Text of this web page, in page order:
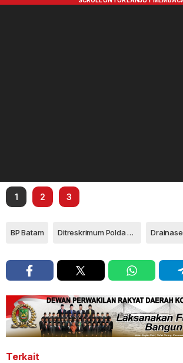
1 2 3
BP Batam Ditreskrimum Polda Kepri Drainase
Terkait